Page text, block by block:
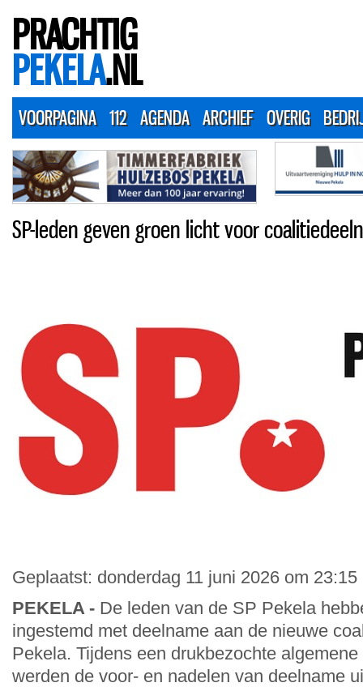
PRACHTIG
PEKELA.NL
VOORPAGINA 112 AGENDA ARCHIEF OVERIG
SP-leden geven groen licht voor
Geplaatst: donderdag 11 juni 2026 om
PEKELA - De leden van de SP Pekela
ingestemd met deelname aan de nieuwe
Pekela. Tijdens een drukbezochte
werden de voor- en nadelen van deelname